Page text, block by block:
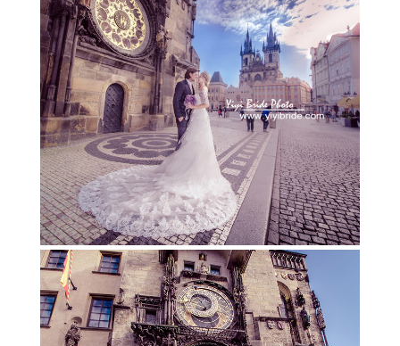
婚礼套餐
萨尔瓦托教堂婚礼
布拉格圣尼古拉教堂婚礼
布拉格圣心大教堂婚礼
蜜月套餐
联系我们